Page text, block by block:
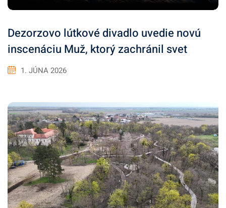
Dezorzovo lútkové divadlo uvedie novú
inscenáciu Muž, ktorý zachránil svet
1. JÚNA 2026